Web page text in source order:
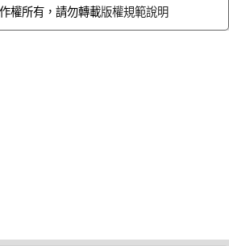
權所有，請勿轉載版權規範說明